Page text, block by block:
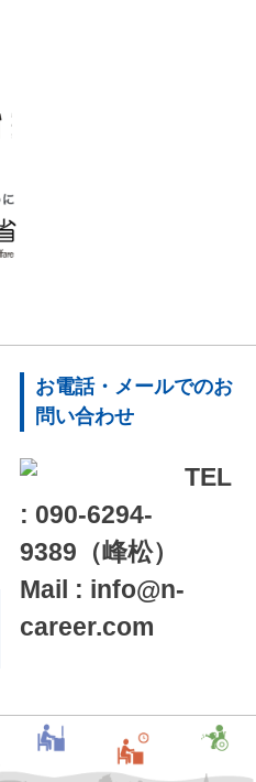
お電話・メールでのお
問い合わせ
TEL
: 090-6294-
9389（峰松）
Mail : info@n-
career.com